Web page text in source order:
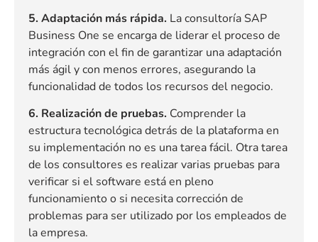
5. Adaptación más rápida. La consultoría SAP
Business One se encarga de liderar el proceso de
integración con el fin de garantizar una adaptación
más ágil y con menos errores, asegurando la
funcionalidad de todos los recursos del negocio.
6. Realización de pruebas. Comprender la
estructura tecnológica detrás de la plataforma en
su implementación no es una tarea fácil. Otra tarea
de los consultores es realizar varias pruebas para
verificar si el software está en pleno
funcionamiento o si necesita corrección de
problemas para ser utilizado por los empleados de
la empresa.